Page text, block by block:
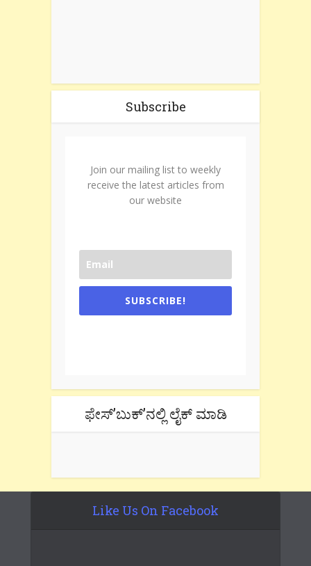
Subscribe
Join our mailing list to weekly
receive the latest articles from
our website
SUBSCRIBE!
ಫೇಸ್’ಬುಕ್’ನಲ್ಲಿ ಲೈಕ್ ಮಾಡಿ
Like Us On Facebook